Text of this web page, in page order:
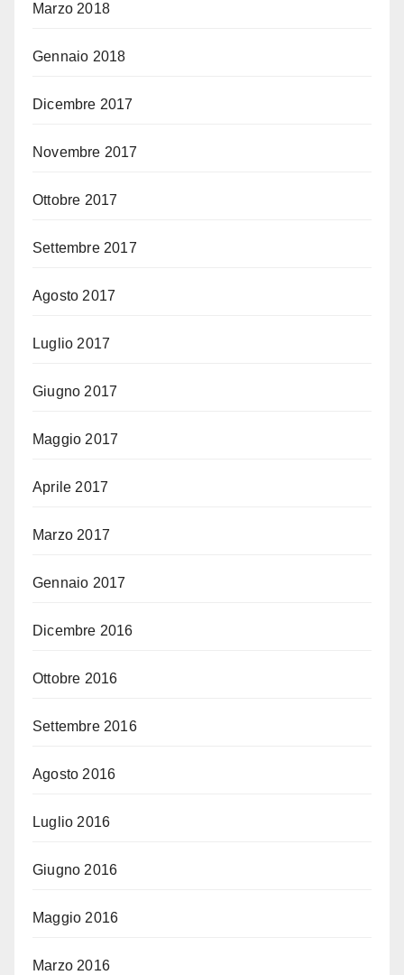
Marzo 2018
Gennaio 2018
Dicembre 2017
Novembre 2017
Ottobre 2017
Settembre 2017
Agosto 2017
Luglio 2017
Giugno 2017
Maggio 2017
Aprile 2017
Marzo 2017
Gennaio 2017
Dicembre 2016
Ottobre 2016
Settembre 2016
Agosto 2016
Luglio 2016
Giugno 2016
Maggio 2016
Marzo 2016